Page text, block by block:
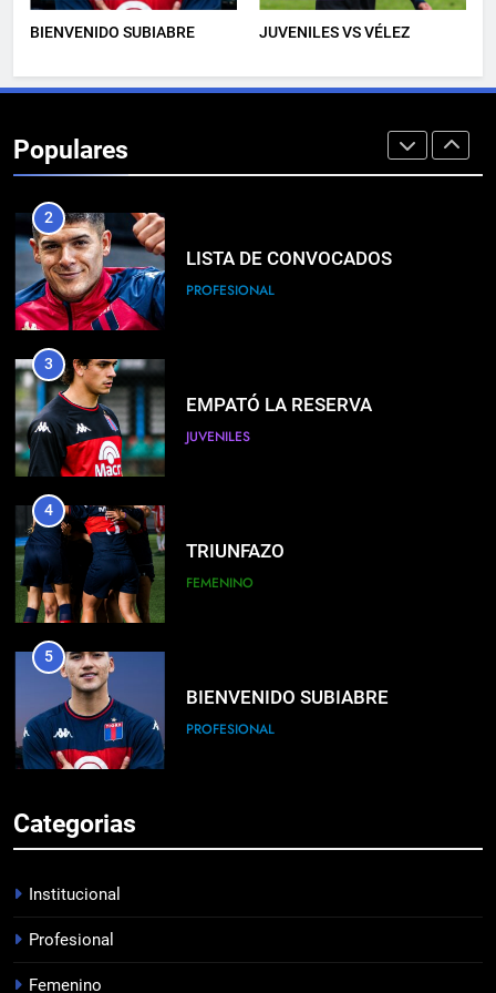
BIENVENIDO SUBIABRE JUVENILES VS VÉLEZ
Populares
DERROTA DE LOCAL
FUTSAL
LISTA DE CONVOCADOS
3
4
TRIUNFAZO
5
6
7
PROFESIONAL
Categorias
Institucional
Profesional
Femenino